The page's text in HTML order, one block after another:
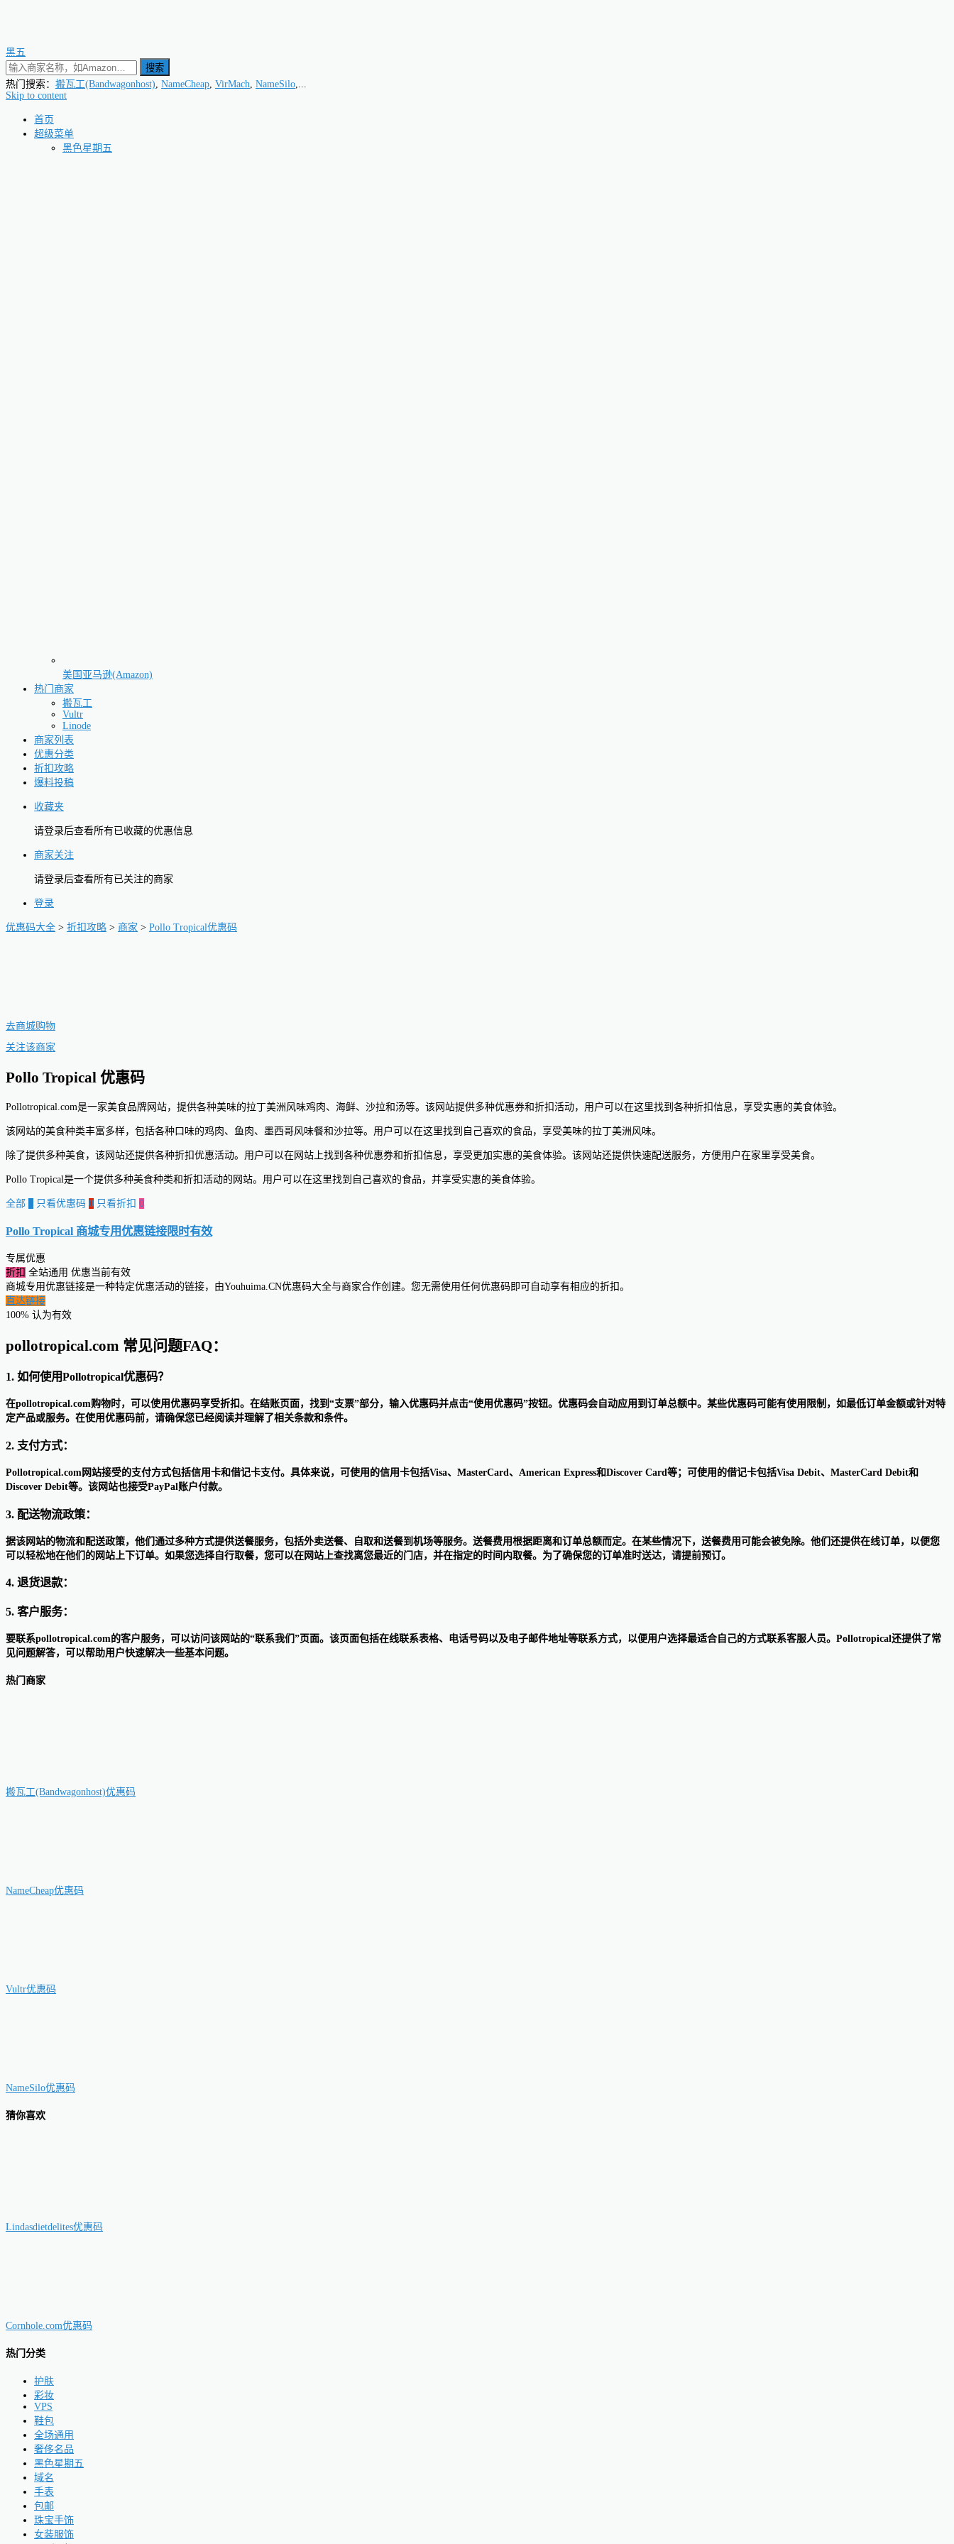
黑五
搜索
热门搜索： 搬瓦工(Bandwagonhost), NameCheap, VirMach, NameSilo,...
Skip to content
首页
超级菜单
黑色星期五
美国亚马逊(Amazon)
热门商家
搬瓦工
Vultr
Linode
商家列表
优惠分类
折扣攻略
爆料投稿
收藏夹
请登录后查看所有已收藏的优惠信息
商家关注
请登录后查看所有已关注的商家
登录
优惠码大全 > 折扣攻略 > 商家 > Pollo Tropical优惠码
去商城购物
关注该商家
Pollo Tropical 优惠码
Pollotropical.com是一家美食品牌网站，提供各种美味的拉丁美洲风味鸡肉、海鲜、沙拉和汤等。该网站提供多种优惠券和折扣活动，用户可以在这里找到各种折扣信息，享受实惠的美食体验。
该网站的美食种类丰富多样，包括各种口味的鸡肉、鱼肉、墨西哥风味餐和沙拉等。用户可以在这里找到自己喜欢的食品，享受美味的拉丁美洲风味。
除了提供多种美食，该网站还提供各种折扣优惠活动。用户可以在网站上找到各种优惠券和折扣信息，享受更加实惠的美食体验。该网站还提供快速配送服务，方便用户在家里享受美食。
Pollo Tropical是一个提供多种美食种类和折扣活动的网站。用户可以在这里找到自己喜欢的食品，并享受实惠的美食体验。
全部 只看优惠码 0 只看折扣 0
Pollo Tropical 商城专用优惠链接限时有效
专属优惠
折扣 全站通用 优惠当前有效
商城专用优惠链接是一种特定优惠活动的链接，由Youhuima.CN优惠码大全与商家合作创建。您无需使用任何优惠码即可自动享有相应的折扣。
直达链接
100% 认为有效
pollotropical.com 常见问题FAQ：
1. 如何使用Pollotropical优惠码？
在pollotropical.com购物时，可以使用优惠码享受折扣。在结账页面，找到“支票”部分，输入优惠码并点击“使用优惠码”按钮。优惠码会自动应用到订单总额中。某些优惠码可能有使用限制，如最低订单金额或针对特
定产品或服务。在使用优惠码前，请确保您已经阅读并理解了相关条款和条件。
2. 支付方式：
Pollotropical.com网站接受的支付方式包括信用卡和借记卡支付。具体来说，可使用的信用卡包括Visa、MasterCard、American Express和Discover Card等；可使用的借记卡包括Visa Debit、MasterCard Debit和
Discover Debit等。该网站也接受PayPal账户付款。
3. 配送物流政策：
据该网站的物流和配送政策，他们通过多种方式提供送餐服务，包括外卖送餐、自取和送餐到机场等服务。送餐费用根据距离和订单总额而定。在某些情况下，送餐费用可能会被免除。他们还提供在线订单，以便您
可以轻松地在他们的网站上下订单。如果您选择自行取餐，您可以在网站上查找离您最近的门店，并在指定的时间内取餐。为了确保您的订单准时送达，请提前预订。
4. 退货退款：
5. 客户服务：
要联系pollotropical.com的客户服务，可以访问该网站的“联系我们”页面。该页面包括在线联系表格、电话号码以及电子邮件地址等联系方式，以便用户选择最适合自己的方式联系客服人员。Pollotropical还提供了常
见问题解答，可以帮助用户快速解决一些基本问题。
热门商家
搬瓦工(Bandwagonhost)优惠码
NameCheap优惠码
Vultr优惠码
NameSilo优惠码
猜你喜欢
Lindasdietdelites优惠码
Cornhole.com优惠码
热门分类
护肤
彩妆
VPS
鞋包
全场通用
奢侈名品
黑色星期五
域名
手表
包邮
珠宝手饰
女装服饰